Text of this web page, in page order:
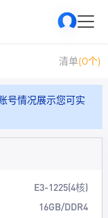
清单(0个)
号情况展示您可实
E3-1225(4核)
16GB/DDR4